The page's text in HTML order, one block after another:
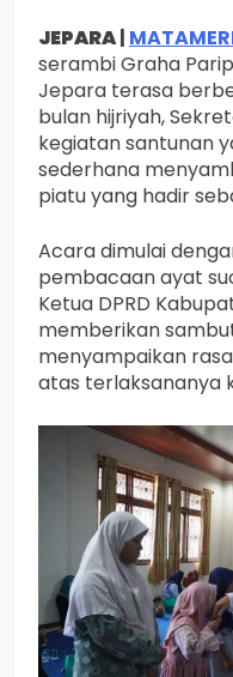
JEPARA|
serambi Graha
Jepara terasa
bulan hijriyah,
kegiatan santunan
sederhana
piatu yang hadir
Acara dimulai
pembacaan ayat
Ketua DPRD
memberikan
menyampaikan
atas terlaksananya